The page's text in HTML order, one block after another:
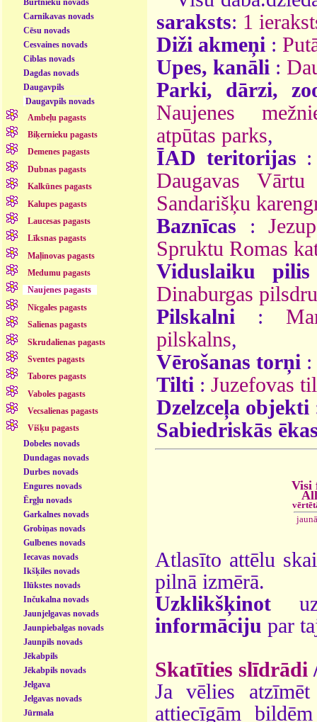
Carnikavas novads
Cēsu novads
Cesvaines novads
Ciblas novads
Dagdas novads
Daugavpils
Daugavpils novads
Ambeļu pagasts
Biķernieku pagasts
Demenes pagasts
Dubnas pagasts
Kalkūnes pagasts
Kalupes pagasts
Laucesas pagasts
Līksnas pagasts
Maļinovas pagasts
Medumu pagasts
Naujenes pagasts
Nīcgales pagasts
Salienas pagasts
Skrudalienas pagasts
Sventes pagasts
Tabores pagasts
Vaboles pagasts
Vecsalienas pagasts
Višķu pagasts
Dobeles novads
Dundagas novads
Durbes novads
Engures novads
Ērgļu novads
Garkalnes novads
Grobiņas novads
Gulbenes novads
Iecavas novads
Ikšķiles novads
Ilūkstes novads
Inčukalna novads
Jaunjelgavas novads
Jaunpiebalgas novads
Jaunpils novads
Jēkabpils
Jēkabpils novads
Jelgava
Jelgavas novads
Jūrmala
saraksts: 1
Diži akmeņi :
Upes, kanāli :
Parki, dārzi,
Naujenes
atpūtas parks,
ĪAD teritorijas
Daugavas
Sandarišķu
Baznīcas :
Spruktu Romas
Viduslaiku pilis
Dinaburgas
Pilskalni :
pilskalns,
Vērošanas torņi :
Tilti : Juzefovas
Dzelzceļa objekti
Sabiedriskās
Visi
Atlasīto attēlu
pilnā izmērā.
Uzklikšķinot
informāciju par
Skatīties slīdrādi
Ja vēlies
attiecīgām